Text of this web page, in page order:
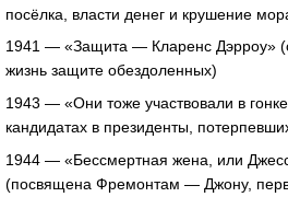
посёлка, власти денег и крушение
1941 — «Защита — Кларенс Дэрроу»
жизнь защите обездоленных)
1943 — «Они тоже участвовали в
кандидатах в президенты,
1944 — «Бессмертная жена, или
(посвящена Фремонтам — Джону,